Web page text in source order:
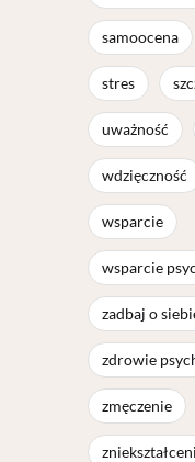
samoocena
stres
uważność
wdzięczność
wsparcie
wsparcie
zadbaj o
zdrowie
zmęczenie